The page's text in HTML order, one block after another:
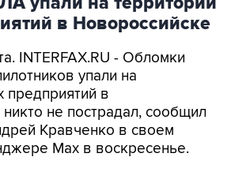
в Новороссийске
INTERFAX.RU - Обломки
упали на
предприятий в
не пострадал, сообщил
Кравченко в своем
Max в воскресенье.